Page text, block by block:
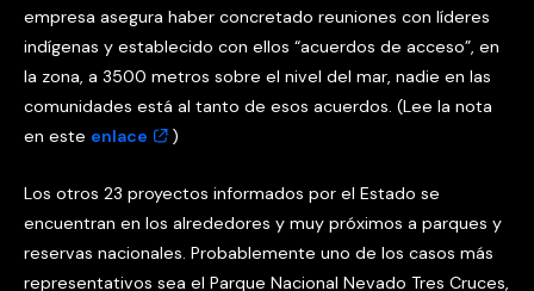
empresa asegura haber concretado reuniones con líderes
indígenas y establecido con ellos “acuerdos de acceso”, en
la zona, a 3500 metros sobre el nivel del mar, nadie en las
comunidades está al tanto de esos acuerdos. (Lee la nota
en este enlace )
Los otros 23 proyectos informados por el Estado se
encuentran en los alrededores y muy próximos a parques y
reservas nacionales. Probablemente uno de los casos más
representativos sea el Parque Nacional Nevado Tres Cruces,